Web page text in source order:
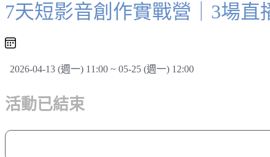
7天短影音創作實戰營｜3場直
2026-04-13 (週一) 11:00 ~ 05-25 (週一) 12:00
活動已結束